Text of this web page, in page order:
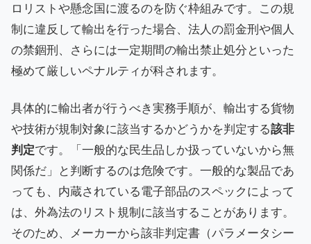
ロリストや懸念国に渡るのを防ぐ枠組みです。この規
制に違反して輸出を行った場合、法人の罰金刑や個人
の禁錮刑、さらには一定期間の輸出禁止処分といった
極めて厳しいペナルティが科されます。
具体的に輸出者が行うべき実務手順が、輸出する貨物
や技術が規制対象に該当するかどうかを判定する該非
判定です。「一般的な民生品しか扱っていないから無
関係だ」と判断するのは危険です。一般的な製品であ
っても、内蔵されている電子部品のスペックによって
は、外為法のリスト規制に該当することがあります。
そのため、メーカーから該非判定書（パラメータシー